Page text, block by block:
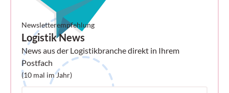
Newsletterempfehlung
Logistik News
News aus der Logistikbranche direkt in Ihrem
Postfach
(10 mal im Jahr)